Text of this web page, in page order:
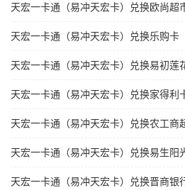
天宏一卡通（易冲天宏卡）兑换欧尚超
天宏一卡通（易冲天宏卡）兑换乐购卡
天宏一卡通（易冲天宏卡）兑换易初莲
天宏一卡通（易冲天宏卡）兑换家得利
天宏一卡通（易冲天宏卡）兑换农工商
天宏一卡通（易冲天宏卡）兑换易生阳
天宏一卡通（易冲天宏卡）兑换晋商银